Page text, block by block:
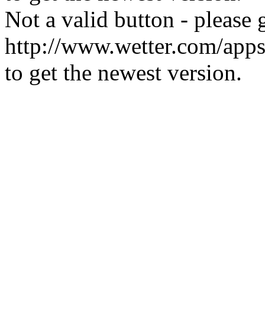
Not a valid button - please
http://www.wetter.com/
to get the newest version.